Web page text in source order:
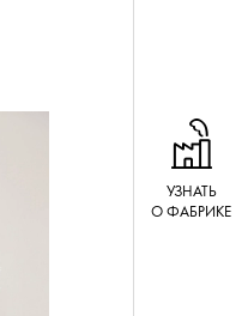
УЗНАТЬ
О ФАБРИКЕ